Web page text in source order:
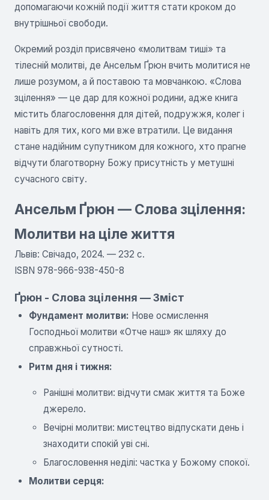
допомагаючи кожній події життя стати кроком до
внутрішньої свободи.
Окремий розділ присвячено «молитвам тиші» та
тілесній молитві, де Ансельм Ґрюн вчить молитися не
лише розумом, а й поставою та мовчанкою. «Слова
зцілення» — це дар для кожної родини, адже книга
містить благословення для дітей, подружжя, колег і
навіть для тих, кого ми вже втратили. Це видання
стане надійним супутником для кожного, хто прагне
відчути благотворну Божу присутність у метушні
сучасного світу.
Ансельм Ґрюн — Слова зцілення:
Молитви на ціле життя
Львів: Свічадо, 2024. — 232 с.
ISBN 978-966-938-450-8
Ґрюн - Слова зцілення — Зміст
Фундамент молитви: Нове осмислення
Господньої молитви «Отче наш» як шляху до
справжньої сутності.
Ритм дня і тижня:
Ранішні молитви: відчути смак життя та Боже
джерело.
Вечірні молитви: мистецтво відпускати день і
знаходити спокій уві сні.
Благословення неділі: частка у Божому спокої.
Молитви серця: